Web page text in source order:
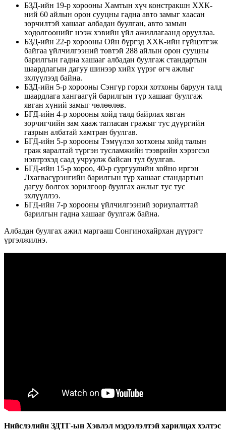
БЗД-ийн 19-р хорооны Хамтын хүч констракшн ХХК-
ний 60 айлын орон сууцны гадна авто замыг хаасан
зөрчилтэй хашааг албадан буулган, авто замын
хөдөлгөөнийг нээж хэвийн үйл ажиллагаанд орууллаа.
БЗД-ийн 22-р хорооны Ойн бүргэд ХХК-ийн гүйцэтгэж
байгаа үйлчилгээний төвтэй 288 айлын орон сууцны
барилгын гадна хашааг албадан буулгаж стандартын
шаардлагын дагуу шинээр хийх үүрэг өгч ажлыг
эхлүүлээд байна.
БЗД-ийн 5-р хорооны Сэнгүр горхи хотхоны баруун талд
шаардлага хангаагүй барилгын түр хашааг буулгаж
явган хүний замыг чөлөөлөв.
БГД-ийн 4-р хорооны хойд талд байрлах явган
зорчигчийн зам хааж тагласан гражыг тус дүүргийн
газрын албатай хамтран буулгав.
БГД-ийн 5-р хорооны Тэмүүлэл хотхоны хойд талын
граж яаралтай түргэн тусламжийн тээврийн хэрэгсэл
нэвтрэхэд саад учруулж байсан тул буулгав.
БГД-ийн 15-р хороо, 40-р сургуулийн хойно иргэн
Лхагвасүрэнгийн барилгын түр хашааг стандартын
дагуу болгох зорилгоор буулгах ажлыг тус тус
эхлүүллээ.
БГД-ийн 7-р хорооны үйлчилгээний зориулалттай
барилгын гадна хашааг буулгаж байна.
Албадан буулгах ажил маргааш Сонгинохайрхан дүүрэгт
үргэлжилнэ.
Нийслэлийн ЗДТГ-ын Хэвлэл мэдээлэлтэй харилцах хэлтэс